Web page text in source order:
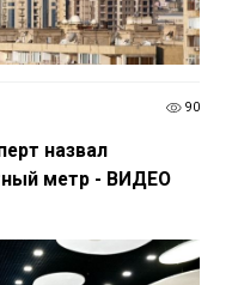
90
назвал
метр - ВИДЕО